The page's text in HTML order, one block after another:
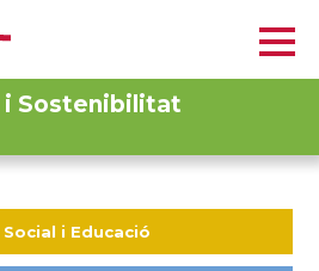
Sostenibilitat
i Educació